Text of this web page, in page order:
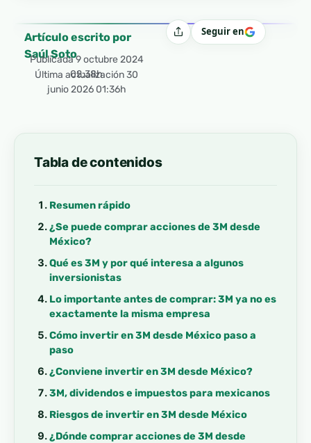
Artículo escrito por
Saúl Soto
Publicada9 octubre 2024
02:38h
Última actualización 30
junio 2026 01:36h
CompartirSeguir en
Tabla de contenidos
Resumen rápido
¿Se puede comprar acciones de 3M desde
México?
Qué es 3M y por qué interesa a algunos
inversionistas
Lo importante antes de comprar: 3M ya no es
exactamente la misma empresa
Cómo invertir en 3M desde México paso a
paso
¿Conviene invertir en 3M desde México?
3M, dividendos e impuestos para mexicanos
Riesgos de invertir en 3M desde México
¿Dónde comprar acciones de 3M desde